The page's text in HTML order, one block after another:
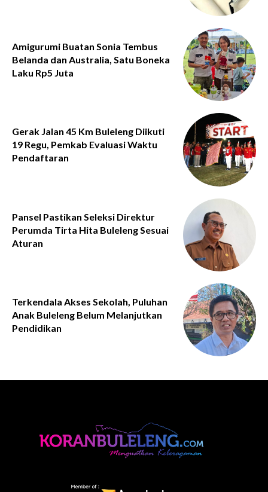
Amigurumi Buatan Sonia Tembus
Belanda dan Australia, Satu Boneka
Laku Rp5 Juta
Gerak Jalan 45 Km Buleleng Diikuti
19 Regu, Pemkab Evaluasi Waktu
Pendaftaran
Pansel Pastikan Seleksi Direktur
Perumda Tirta Hita Buleleng Sesuai
Aturan
Terkendala Akses Sekolah, Puluhan
Anak Buleleng Belum Melanjutkan
Pendidikan